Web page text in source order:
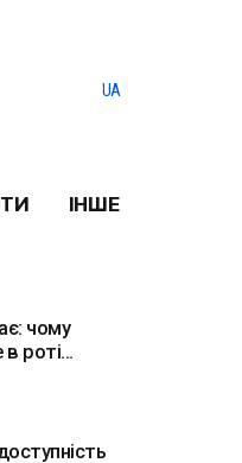
UA
ІНШЕ
чому
роті